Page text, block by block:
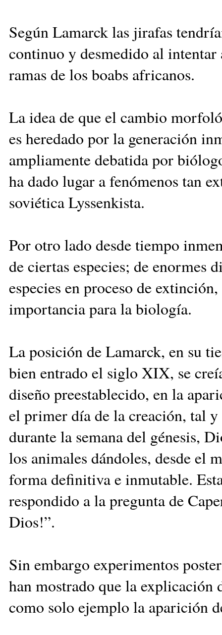
Según Lamarck las jirafas
continuo y desmedido al
ramas de los boabs africanos.
La idea de que el cambio
es heredado por la generación
ampliamente debatida por
ha dado lugar a fenómenos tan
soviética Lyssenkista.
Por otro lado desde tiempo
de ciertas especies; de enormes
especies en proceso de
importancia para la biología.
La posición de Lamarck, en su
bien entrado el siglo XIX, se
diseño preestablecido, en la
el primer día de la creación, tal y
durante la semana del génesis,
los animales dándoles, desde el
forma definitiva e inmutable.
respondido a la pregunta de
Dios!”.
Sin embargo experimentos
han mostrado que la explicación
como solo ejemplo la aparición